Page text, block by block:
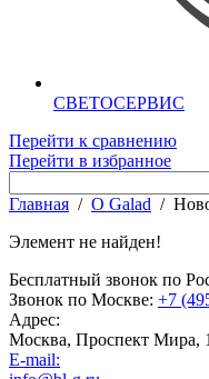
СВЕТОСЕРВИС
Перейти к сравнению
Перейти в избранное
Главная / О Galad /
Элемент не найден!
Бесплатный звонок по
Звонок по Москве: +7
Адрес:
Москва, Проспект Мира,
E-mail: